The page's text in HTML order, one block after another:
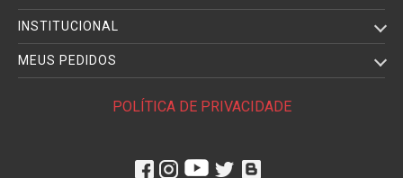
INSTITUCIONAL
MEUS PEDIDOS
POLÍTICA DE PRIVACIDADE